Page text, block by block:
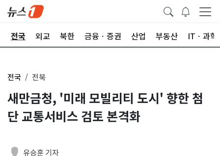
전국 외교 북한 금융ㆍ증권 산업 부동산 ITㆍ과학
전국 전북
새만금청, '미래 모빌리티 도시' 향한 첨
단 교통서비스 검토 본격화
유승훈 기자